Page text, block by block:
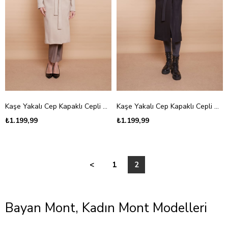
Kaşe Yakalı Cep Kapaklı Cepli Uzun Kaban -Taş
₺1.199,99
Kaşe Yakalı Cep Kapaklı Cepli Uzun Kaban -Siyah
₺1.199,99
< 1 2
Bayan Mont, Kadın Mont Modelleri